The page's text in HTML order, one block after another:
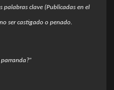
palabras clave (Publicadas en el
ser castigado o penado.